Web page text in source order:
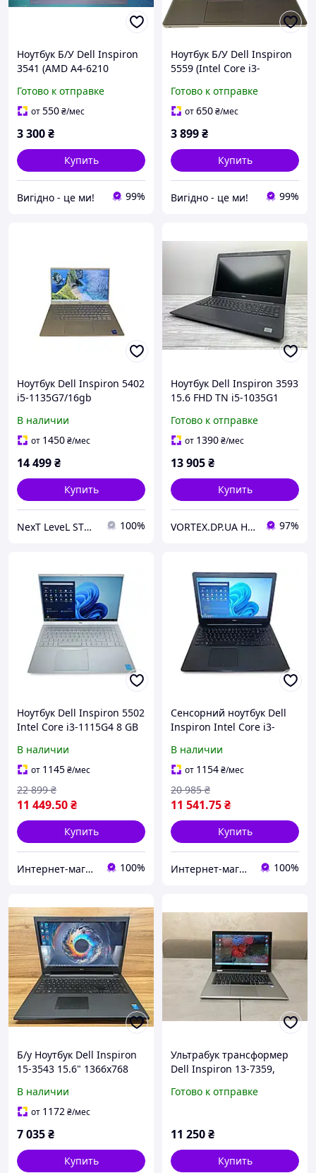
Ноутбук Б/У Dell Inspiron
3541 (AMD A4-6210
500Gb/AMD Radeon R3
Graphics)
Готово к отправке
от550₴/мес
3 300₴
Купить
Вигiдно - це ми! 99%
Ноутбук Б/У Dell Inspiron
5559 (Intel Core i3-
320Gb/Intel HD Graphics
520)
Готово к отправке
от650₴/мес
3 899₴
Купить
Вигiдно - це ми! 99%
Ноутбук Dell Inspiron 5402
i5-1135G7/16gb
Б/У
В наличии
от 1450₴/мес
14 499₴
Купить
NexT LeveL STORE 100%
Ноутбук Dell Inspiron 3593
15.6 FHD TN i5-1035G1
SSD 240GB Б/У А-
Готово к отправке
от 1390₴/мес
13 905₴
Купить
VORTEX.DP.UA Ноутбуки, компьютеры, запчасти, сервис 97%
Ноутбук Dell Inspiron 5502
Intel Core i3-1115G4 8 GB
Б/У
В наличии
от 1145₴/мес
11 449.50₴
22 899 ₴
Купить
Интернет-магазин DS-Port 100%
Cенсорний ноутбук Dell
Inspiron Intel Core i3-
SSD [15.6" FullHD] - Б/У
В наличии
от 1154₴/мес
11 541.75₴
20 985 ₴
Купить
Интернет-магазин DS-Port 100%
Б/у Ноутбук Dell Inspiron
15-3543 15.6" 1366x768
5005U| 8 GB RAM| 240 GB
SSD| HD 5500
В наличии
от 1172₴/мес
7 035₴
Купить
Ультрабук трансформер
Dell Inspiron 13-7359,
i7-6500U, 8GB, 250GB SSD
Готово к отправке
11 250₴
Купить